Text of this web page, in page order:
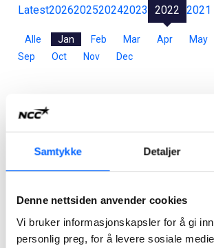
Samtykke Detaljer
Denne nettsiden anvender cookies
Vi bruker informasjonskapsler for å gi
personlig preg, for å levere sosiale
Latest2026202520242023 2022 2021
Alle Jan Feb Mar Apr May
Sep
Oct Nov Dec
2022-01-25
kommune